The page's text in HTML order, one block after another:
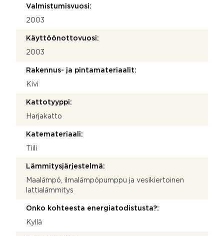
Valmistumisvuosi:
2003
Käyttöönottovuosi:
2003
Rakennus- ja pintamateriaalit:
Kivi
Kattotyyppi:
Harjakatto
Katemateriaali:
Tiili
Lämmitysjärjestelmä:
Maalämpö, ilmalämpöpumppu ja vesikiertoinen
lattialämmitys
Onko kohteesta energiatodistusta?:
Kyllä